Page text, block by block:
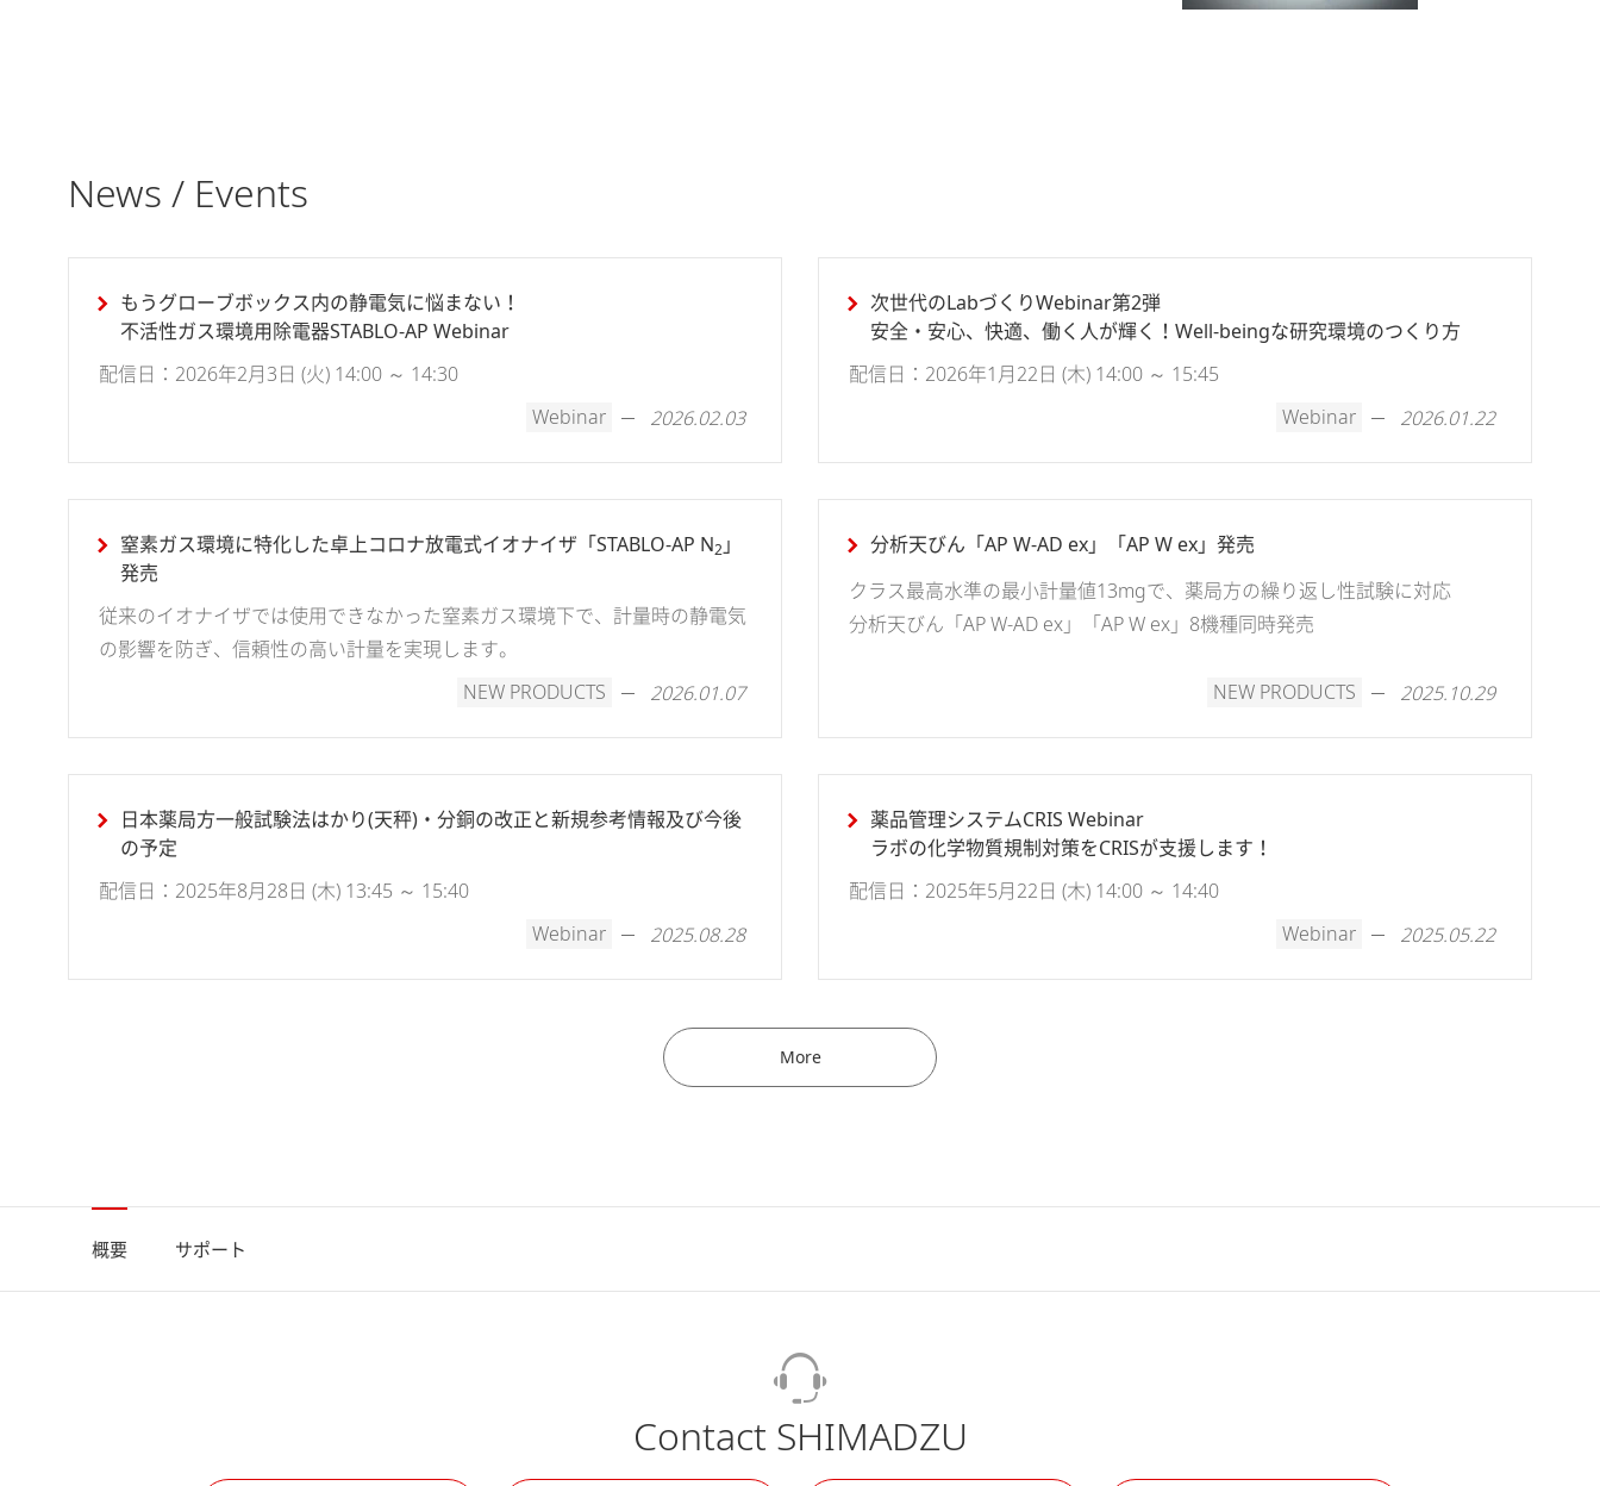
News / Events
もうグローブボックス内の静電気に悩まない！
不活性ガス環境用除電器STABLO-AP Webinar
配信日：2026年2月3日 (火) 14:00 ～ 14:30
Webinar
2026.02.03
次世代のLabづくりWebinar第2弾
安全・安心、快適、働く人が輝く！Well-beingな研究環境のつくり方
配信日：2026年1月22日 (木) 14:00 ～ 15:45
Webinar
2026.01.22
窒素ガス環境に特化した卓上コロナ放電式イオナイザ「STABLO-AP N2 」
発売
従来のイオナイザでは使用できなかった窒素ガス環境下で、計量時の静電気
の影響を防ぎ、信頼性の高い計量を実現します。
NEW PRODUCTS
2026.01.07
分析天びん「AP W-AD ex」「AP W ex」発売
クラス最高水準の最小計量値13mgで、薬局方の繰り返し性試験に対応
分析天びん「AP W-AD ex」「AP W ex」8機種同時発売
NEW PRODUCTS 2025.10.29
日本薬局方一般試験法はかり(天秤)・分銅の改正と新規参考情報及び今後
の予定
配信日：2025年8月28日 (木) 13:45 ～ 15:40
Webinar
2025.08.28
薬品管理システムCRIS Webinar
ラボの化学物質規制対策をCRISが支援します！
配信日：2025年5月22日 (木) 14:00 ～ 14:40
Webinar
2025.05.22
More
概要 サポート
Contact SHIMADZU